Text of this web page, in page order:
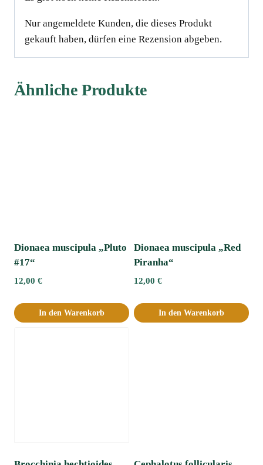
Nur angemeldete Kunden, die dieses Produkt
gekauft haben, dürfen eine Rezension abgeben.
Ähnliche Produkte
Dionaea muscipula „Pluto
#17“
12,00 €
In den Warenkorb
Dionaea muscipula „Red
Piranha“
12,00 €
In den Warenkorb